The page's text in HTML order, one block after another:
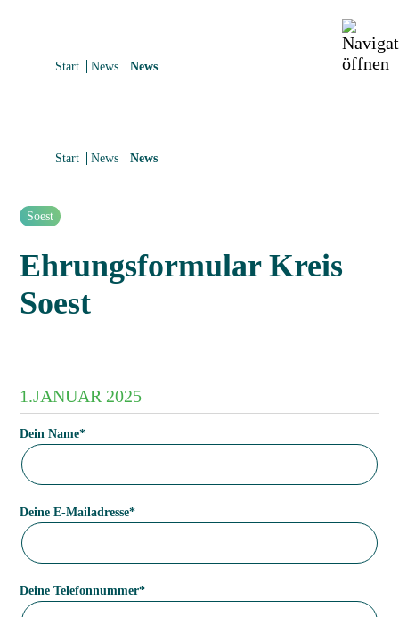
Start News News
Start News News
Soest
Ehrungsformular Kreis
Soest
1.JANUAR 2025
Pflichtfeld
Dein Name*
Pflichtfeld
Deine E-Mailadresse*
Pflichtfeld
Deine Telefonnummer*